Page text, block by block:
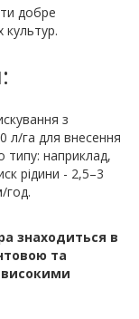
добре
культур.
з
л/га для внесення
типу: наприклад,
рідини - 2,5–3
год.
знаходиться в
та